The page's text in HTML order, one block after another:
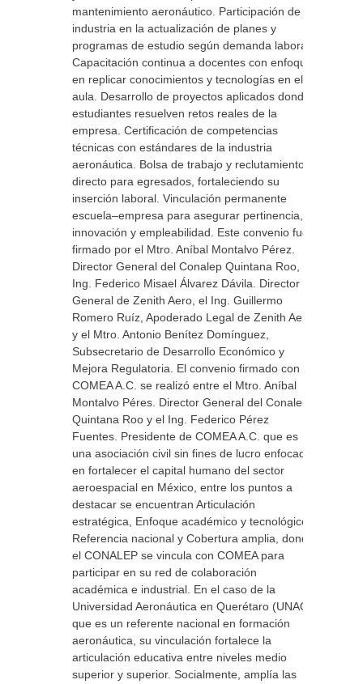
mantenimiento aeronáutico. Participación de la
industria en la actualización de planes y
programas de estudio según demanda laboral.
Capacitación continua a docentes con enfoque
en replicar conocimientos y tecnologías en el
aula. Desarrollo de proyectos aplicados donde
estudiantes resuelven retos reales de la
empresa. Certificación de competencias
técnicas con estándares de la industria
aeronáutica. Bolsa de trabajo y reclutamiento
directo para egresados, fortaleciendo su
inserción laboral. Vinculación permanente
escuela–empresa para asegurar pertinencia,
innovación y empleabilidad. Este convenio fue
firmado por el Mtro. Aníbal Montalvo Pérez.
Director General del Conalep Quintana Roo, el
Ing. Federico Misael Álvarez Dávila. Director
General de Zenith Aero, el Ing. Guillermo
Romero Ruíz, Apoderado Legal de Zenith Aero
y el Mtro. Antonio Benítez Domínguez,
Subsecretario de Desarrollo Económico y
Mejora Regulatoria. El convenio firmado con
COMEA A.C. se realizó entre el Mtro. Aníbal
Montalvo Péres. Director General del Conalep
Quintana Roo y el Ing. Federico Pérez
Fuentes. Presidente de COMEA A.C. que es
una asociación civil sin fines de lucro enfocada
en fortalecer el capital humano del sector
aeroespacial en México, entre los puntos a
destacar se encuentran Articulación
estratégica, Enfoque académico y tecnológico,
Referencia nacional y Cobertura amplia, donde
el CONALEP se vincula con COMEA para
participar en su red de colaboración
académica e industrial. En el caso de la
Universidad Aeronáutica en Querétaro (UNAQ)
que es un referente nacional en formación
aeronáutica, su vinculación fortalece la
articulación educativa entre niveles medio
superior y superior. Socialmente, amplía las